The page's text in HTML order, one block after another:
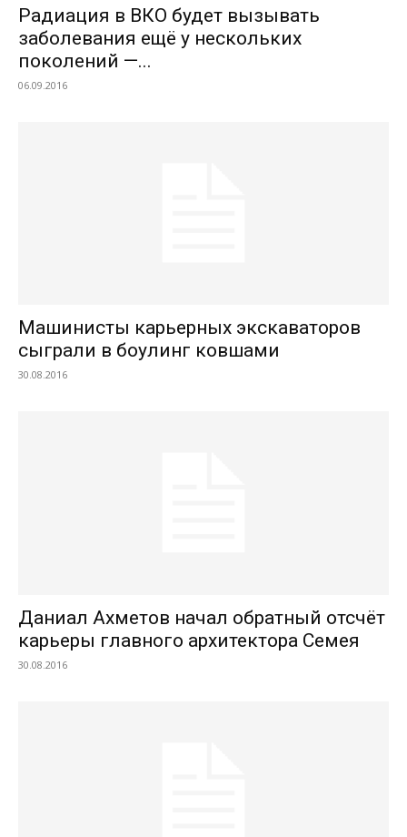
Радиация в ВКО будет вызывать
заболевания ещё у нескольких
поколений —...
06.09.2016
Машинисты карьерных экскаваторов
сыграли в боулинг ковшами
30.08.2016
Даниал Ахметов начал обратный отсчёт
карьеры главного архитектора Семея
30.08.2016